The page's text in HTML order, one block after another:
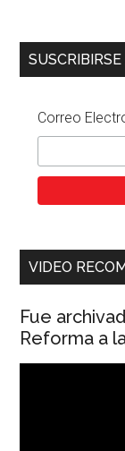
Correo
VIDEO
Fue
Reforma a